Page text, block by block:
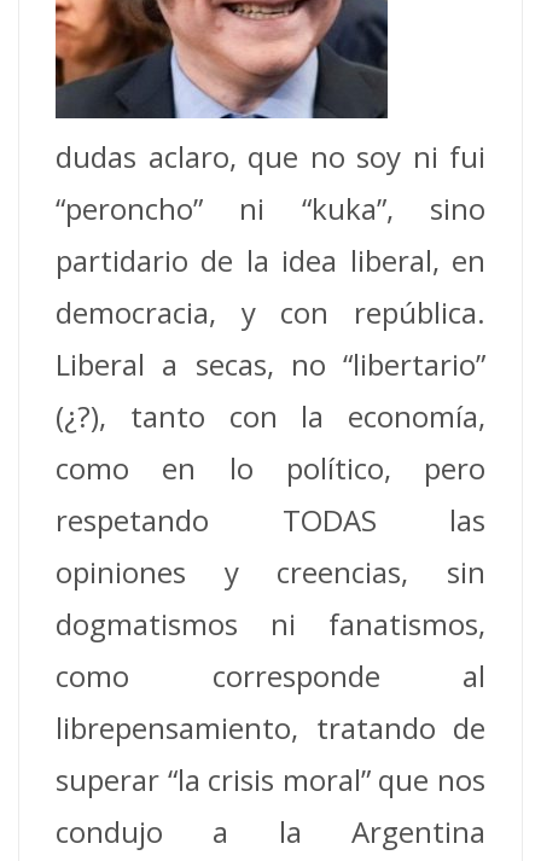
dudas aclaro, que no soy ni fui
“peroncho” ni “kuka”, sino
partidario de la idea liberal, en
democracia, y con república.
Liberal a secas, no “libertario”
(¿?), tanto con la economía,
como en lo político, pero
respetando TODAS las
opiniones y creencias, sin
dogmatismos ni fanatismos,
como corresponde al
librepensamiento, tratando de
superar “la crisis moral” que nos
condujo a la Argentina